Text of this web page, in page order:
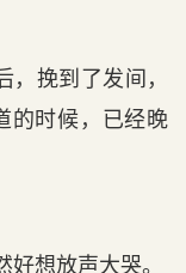
挽到了发间，
的时候，已经晚
想放声大哭。